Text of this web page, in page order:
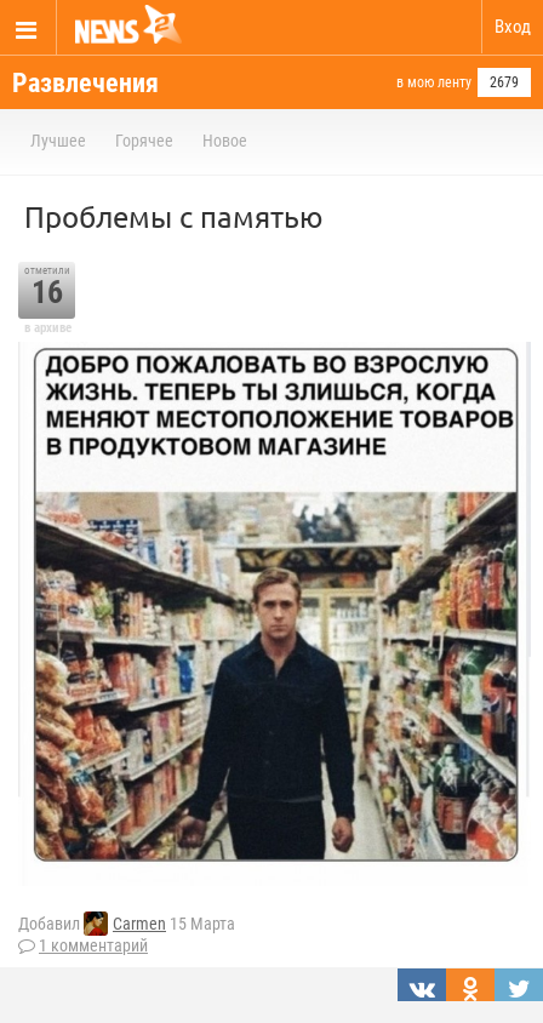
Вход
Развлечения в мою ленту 2679
Лучшее Горячее Новое
Проблемы с памятью
отметили
16
в архиве
Добавил Carmen 15 Марта
1 комментарий